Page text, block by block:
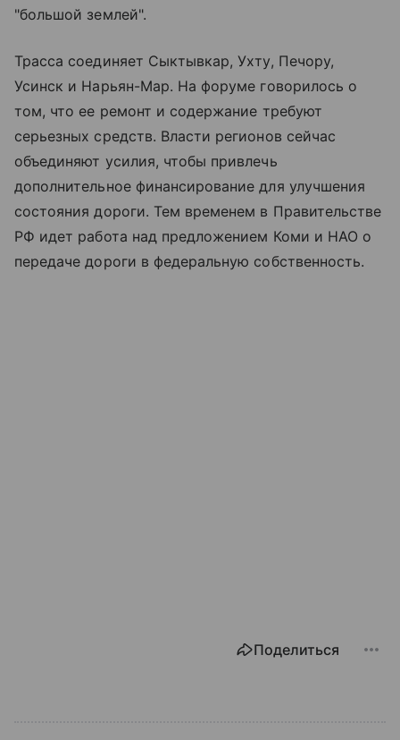
"большой землей".
Трасса соединяет Сыктывкар, Ухту, Печору,
Усинск и Нарьян-Мар. На форуме говорилось о
том, что ее ремонт и содержание требуют
серьезных средств. Власти регионов сейчас
объединяют усилия, чтобы привлечь
дополнительное финансирование для улучшения
состояния дороги. Тем временем в Правительстве
РФ идет работа над предложением Коми и НАО о
передаче дороги в федеральную собственность.
Поделиться